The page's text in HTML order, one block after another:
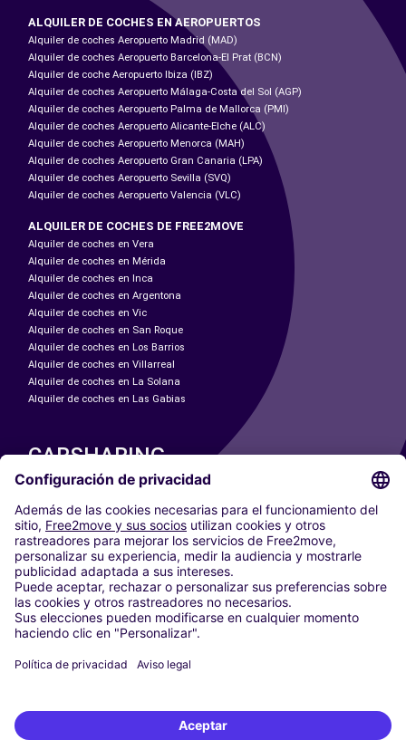
ALQUILER DE COCHES EN AEROPUERTOS
Alquiler de coches Aeropuerto Madrid (MAD)
Alquiler de coches Aeropuerto Barcelona-El Prat (BCN)
Alquiler de coche Aeropuerto Ibiza (IBZ)
Alquiler de coches Aeropuerto Málaga-Costa del Sol (AGP)
Alquiler de coches Aeropuerto Palma de Mallorca (PMI)
Alquiler de coches Aeropuerto Alicante-Elche (ALC)
Alquiler de coches Aeropuerto Menorca (MAH)
Alquiler de coches Aeropuerto Gran Canaria (LPA)
Alquiler de coches Aeropuerto Sevilla (SVQ)
Alquiler de coches Aeropuerto Valencia (VLC)
ALQUILER DE COCHES DE FREE2MOVE
Alquiler de coches en Vera
Alquiler de coches en Mérida
Alquiler de coches en Inca
Alquiler de coches en Argentona
Alquiler de coches en Vic
Alquiler de coches en San Roque
Alquiler de coches en Los Barrios
Alquiler de coches en Villarreal
Alquiler de coches en La Solana
Alquiler de coches en Las Gabias
CARSHARING
NUESTRAS CIUDADES
Paris
Madrid
Washington DC
Milán
Roma
Turín
Viena
Berlín
Düsseldorf